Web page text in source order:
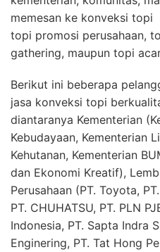
memesan ke konveksi topi
topi promosi perusahaan,
gathering, maupun topi
Berikut ini beberapa
jasa konveksi topi
diantaranya Kementerian
Kebudayaan, Kementerian
Kehutanan, Kementerian
dan Ekonomi Kreatif),
Perusahaan (PT. Toyota,
PT. CHUHATSU, PT. PLN
Indonesia, PT. Sapta Indra
Enginering, PT. Tat Hong